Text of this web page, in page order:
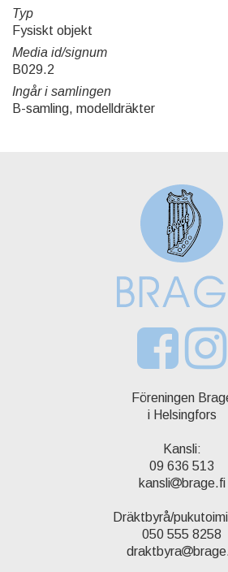
Typ
Fysiskt objekt
Media id/signum
B029.2
Ingår i samlingen
B-samling, modelldräkter
Föreningen
i Helsingfors
Kansli:
09 636 513
kansli
brage.fi
Dräktbyrå/
050 555 8258
draktbyra